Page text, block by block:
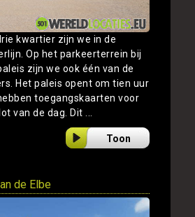
kwartier zijn we in de
Op het parkeerterrein bij
zijn we ook één van de
Het paleis opent om tien uur
toegangskaarten voor
van de dag. Dit ...
Toon
de Elbe